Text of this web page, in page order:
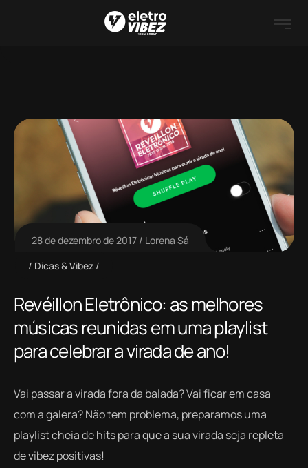
28 de dezembro de 2017
Lorena Sá
Dicas & Vibez
Revéillon Eletrônico: as melhores
músicas reunidas em uma playlist
para celebrar a virada de ano!
Vai passar a virada fora da balada? Vai ficar em casa
com a galera?Não tem problema, preparamos uma
playlist cheia de hits para que a sua virada seja repleta
de vibez positivas!